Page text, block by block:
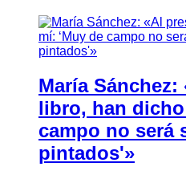
María
libro, han dicho
campo no será
pintados'»